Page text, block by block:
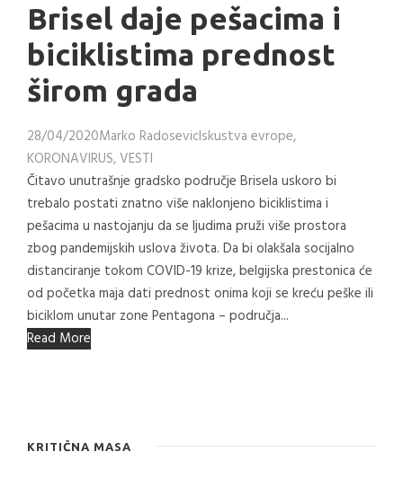
Brisel daje pešacima i
biciklistima prednost
širom grada
28/04/2020Marko RadosevicIskustva evrope,
KORONAVIRUS,VESTI
Čitavo unutrašnje gradsko područje Brisela uskoro bi
trebalo postati znatno više naklonjeno biciklistima i
pešacima u nastojanju da se ljudima pruži više prostora
zbog pandemijskih uslova života. Da bi olakšala socijalno
distanciranje tokom COVID-19 krize, belgijska prestonica će
od početka maja dati prednost onima koji se kreću peške ili
biciklom unutar zone Pentagona – područja...
Read More
KRITIČNA MASA